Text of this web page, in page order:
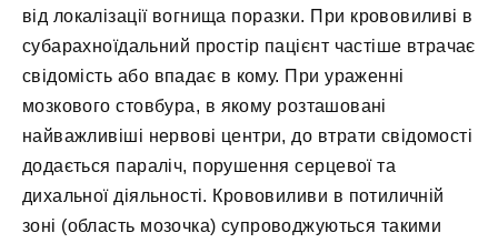
від локалізації вогнища поразки. При крововиливі в
субарахноїдальний простір пацієнт частіше втрачає
свідомість або впадає в кому. При ураженні
мозкового стовбура, в якому розташовані
найважливіші нервові центри, до втрати свідомості
додається параліч, порушення серцевої та
дихальної діяльності. Крововиливи в потиличній
зоні (область мозочка) супроводжуються такими